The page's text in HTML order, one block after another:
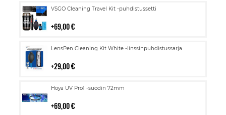
VSGO Cleaning Travel Kit -puhdistussetti
69,00 €
Lisää
LensPen Cleaning Kit White -linssinpuhdistussarja
29,00 €
Lisää
Hoya UV Pro1 -suodin 72mm
69,00 €
Lisää